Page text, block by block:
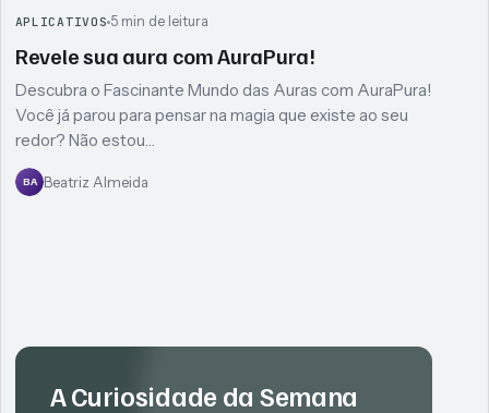
APLICATIVOS 5 min de leitura
Revele sua aura com AuraPura!
Descubra o Fascinante Mundo das Auras com AuraPura!
Você já parou para pensar na magia que existe ao seu
redor? Não estou…
BA Beatriz Almeida
A Curiosidade da Semana